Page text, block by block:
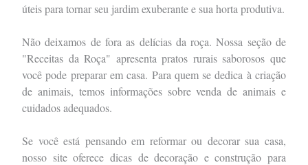
úteis para tornar seu jardim exuberante e sua horta produtiva.
Não deixamos de fora as delícias da roça. Nossa seção de
"Receitas da Roça" apresenta pratos rurais saborosos que
você pode preparar em casa. Para quem se dedica à criação
de animais, temos informações sobre venda de animais e
cuidados adequados.
Se você está pensando em reformar ou decorar sua casa,
nosso site oferece dicas de decoração e construção para